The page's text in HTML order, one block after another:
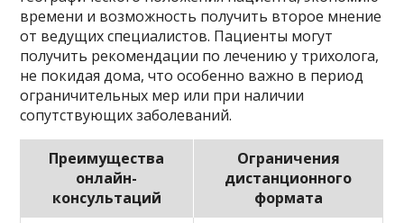
времени и возможность получить второе мнение
от ведущих специалистов. Пациенты могут
получить рекомендации по лечению у трихолога,
не покидая дома, что особенно важно в период
ограничительных мер или при наличии
сопутствующих заболеваний.
Преимущества
онлайн-
консультаций
Ограничения
дистанционного
формата